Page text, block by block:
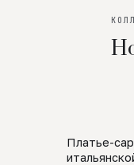
SALE
Платье-